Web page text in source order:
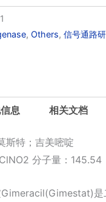
, Others, 信号通路
息 相关文档
斯特；吉美嘧啶
分子量：145.54
是